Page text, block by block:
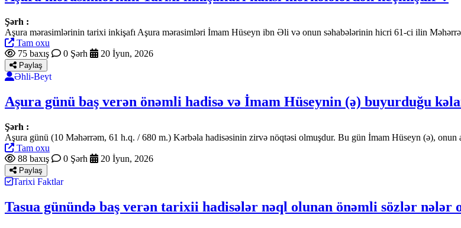
Şərh :
Aşura mərasimlərinin tarixi inkişafı Aşura mərasimləri İmam Hüseyn ibn Əli və onun səhabələrinin hicri 61-ci ilin
Tam oxu
75 baxış
0 Şərh 20 İyun, 2026
Paylaş
Əhli-Beyt
Aşura günü baş verən önəmli hadisə və İmam Hüseynin (ə) buyurduğu
Şərh :
Aşura günü (10 Məhərrəm, 61 h.q. / 680 m.) Kərbəla hadisəsinin zirvə nöqtəsi olmuşdur. Bu gün İmam Hüseyn (ə),
Tam oxu
88 baxış
0 Şərh 20 İyun, 2026
Paylaş
Tarixi Faktlar
Tasua günündə baş verən tarixii hadisələr nəql olunan önəmli sözlər nələr